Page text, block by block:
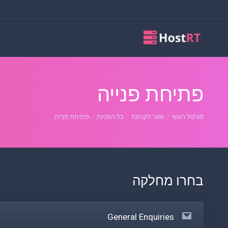
פתיחת פנייה
פורטל ראשי אזור לקוחות כל הפניות פתיחת פנייה
בחרו מחלקה
General Enquiries